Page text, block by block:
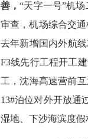
善，“天字一号”机场
审查 ，机场综合交
去年新增国内外航线
F3线先行工程开工
工，沈海高速营前互
13#泊位对外开放通
湿地、 下沙海滨度